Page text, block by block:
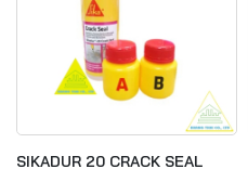
SIKADUR 20 CRACK SEAL